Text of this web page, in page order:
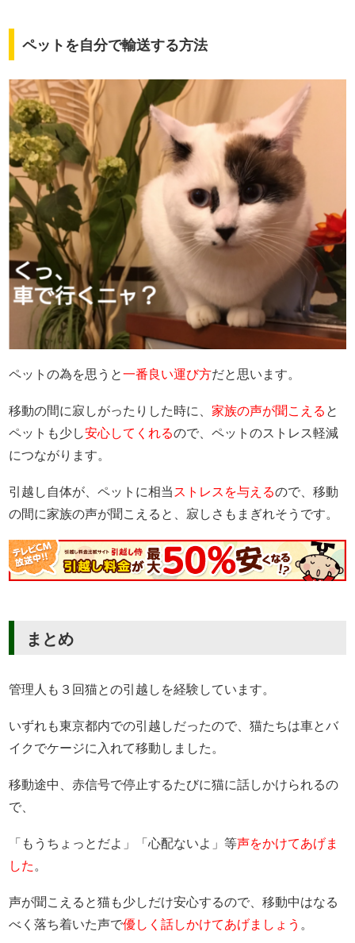
ペットを自分で輸送する方法
ペットの為を思うと一番良い運び方だと思います。
移動の間に寂しがったりした時に、家族の声が聞こえる と
ペットも少し安心してくれるので、ペットのストレス軽減
につながります。
引越し自体が、ペットに相当 ストレスを与えるので、移動
の間に家族の声が聞こえると、寂しさもまぎれそうです。
まとめ
管理人も３回猫との引越しを経験しています。
いずれも東京都内での引越しだったので、猫たちは車とバ
イクでケージに入れて移動しました。
移動途中、赤信号で停止するたびに猫に話しかけられるの
で、
「もうちょっとだよ」「心配ないよ」等声をかけてあげま
した 。
声が聞こえると猫も少しだけ安心するので、移動中はなる
べく落ち着いた声で優しく話しかけてあげましょう 。